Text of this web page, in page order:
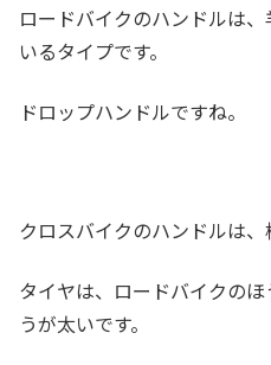
ロードバイクのハンドルは
いるタイプです。
ドロップハンドルですね。
クロスバイクのハンドルは、
タイヤは、ロードバイクの
うが太いです。